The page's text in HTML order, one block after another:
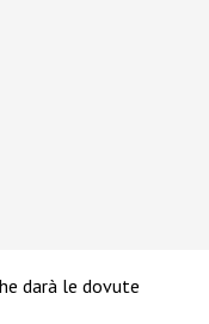
darà le dovute